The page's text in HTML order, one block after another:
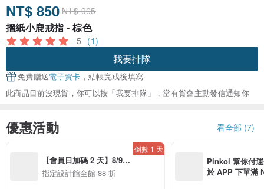
NT$ 850 NT$ 965
摺紙小鹿戒指 - 棕色
5 (1)
我要排隊
免費贈送電子賀卡 ，結帳完成後填寫
此商品目前沒現貨，你可以按「我要排隊」，當有貨會主動發信通知你
優惠活動 看全部 (7)
【會員日加碼 2 天】8/9-
8/10 精選設計限定 88 折
指定設計館全館 88 折
倒數 1 天
Pinkoi 幫你付
於 APP 下單滿